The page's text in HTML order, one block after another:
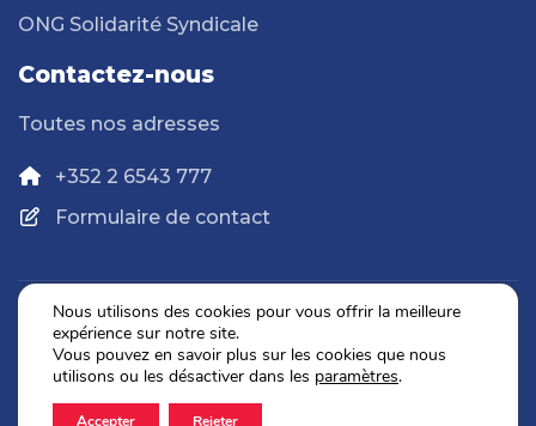
ONG Solidarité Syndicale
Contactez-nous
Toutes nos adresses
+352 2 6543 777
Formulaire de contact
Politique de confidentialité
Mentions légales
Nous utilisons des cookies pour vous offrir la meilleure
expérience sur notre site.
Vous pouvez en savoir plus sur les cookies que nous
utilisons ou les désactiver dans les paramètres.
Accepter Rejeter